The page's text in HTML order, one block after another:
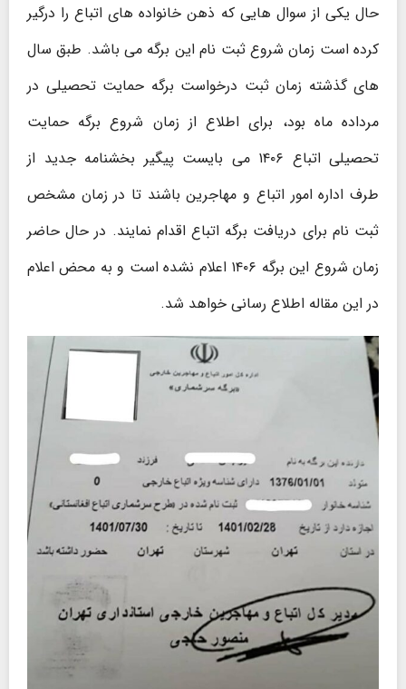
حال یکی از سوال هایی که ذهن خانواده های اتباع را درگیر
کرده است زمان شروع ثبت نام این برگه می باشد. طبق سال
های گذشته زمان ثبت درخواست برگه حمایت تحصیلی در
مرداده ماه بود، برای اطلاع از زمان شروع برگه حمایت
تحصیلی اتباع ۱۴۰۶ می بایست پیگیر بخشنامه جدید از
طرف اداره امور اتباع و مهاجرین باشند تا در زمان مشخص
ثبت نام برای دریافت برگه اتباع اقدام نمایند. در حال حاضر
زمان شروع این برگه ۱۴۰۶ اعلام نشده است و به محض اعلام
در این مقاله اطلاع رسانی خواهد شد.